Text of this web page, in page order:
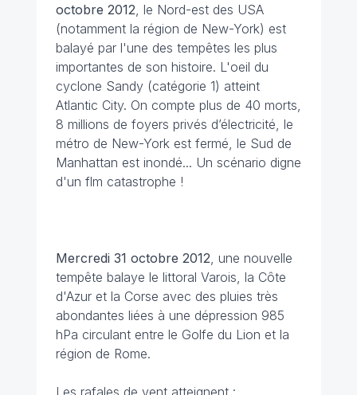
octobre 2012 , le Nord-est des USA
(notamment la région de New-York) est
balayé par l'une des tempêtes les plus
importantes de son histoire. L'oeil du
cyclone Sandy (catégorie 1) atteint
Atlantic City. On compte plus de 40 morts,
8 millions de foyers privés d’électricité, le
métro de New-York est fermé, le Sud de
Manhattan est inondé... Un scénario digne
d'un flm catastrophe !
Mercredi 31 octobre 2012 , une nouvelle
tempête balaye le littoral Varois, la Côte
d'Azur et la Corse avec des pluies très
abondantes liées à une dépression 985
hPa circulant entre le Golfe du Lion et la
région de Rome.
Les rafales de vent atteignent :